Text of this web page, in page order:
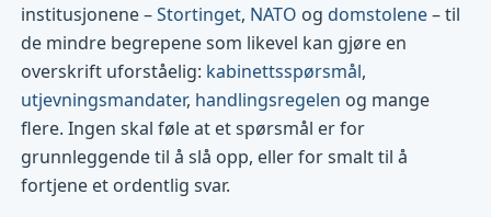
institusjonene –Stortinget, NATO ogdomstolene– til
de mindre begrepene som likevel kan gjøre en
overskrift uforståelig: kabinettsspørsmål,
utjevningsmandater, handlingsregelen og mange
flere. Ingen skal føle at et spørsmål er for
grunnleggende til å slå opp, eller for smalt til å
fortjene et ordentlig svar.